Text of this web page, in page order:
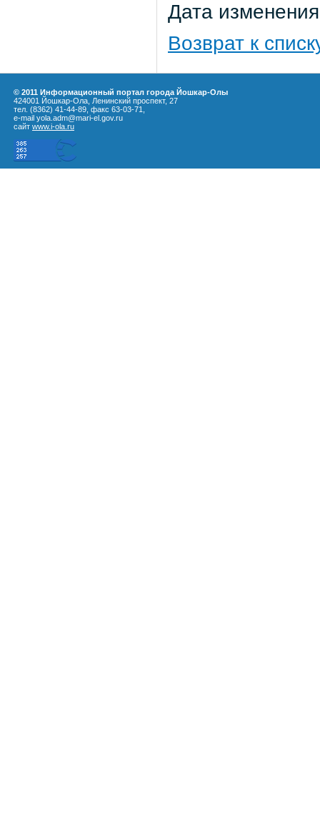
Дата
Возврат к
© 2011 Информационный портал города Йошкар-Олы
424001 Йошкар-Ола, Ленинский проспект, 27
тел. (8362) 41-44-89, факс 63-03-71,
e-mail yola.adm@mari-el.gov.ru
сайт www.i-ola.ru